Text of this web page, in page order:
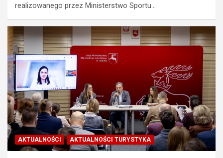
realizowanego przez Ministerstwo Sportu…
AKTUALNOŚCI AKTUALNOŚCI TURYSTYKA